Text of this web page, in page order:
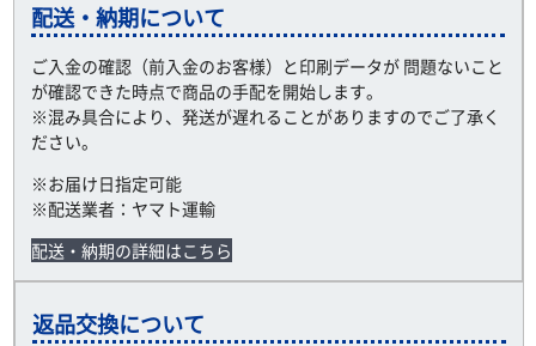
配送・納期について
ご入金の確認（前入金のお客様）と印刷データが 問題ないこと
が確認できた時点で商品の手配を開始します。
※混み具合により、発送が遅れることがありますのでご了承く
ださい。
※お届け日指定可能
※配送業者：ヤマト運輸
配送・納期の詳細はこちら
返品交換について